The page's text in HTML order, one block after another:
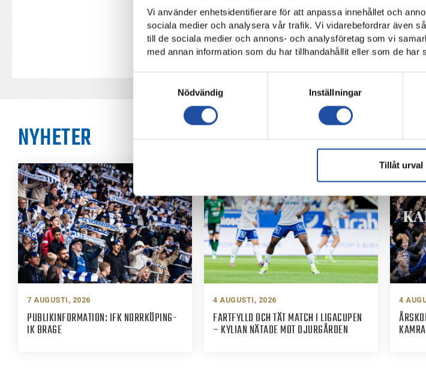
Vi använder enhetsidentifierare för att anpassa innehållet och
sociala medier och analysera vår trafik. Vi vidarebefordrar även
till de sociala medier och annons- och analysföretag som vi
med annan information som du har tillhandahållit eller som de har
Samtyckesval
Nödvändig
Inställningar
Tillåt urval
NYHETER
7 AUGUSTI, 2026
PUBLIKINFORMATION: IFK NORRKÖPING-
IK BRAGE
4 AUGUSTI, 2026
FARTFYLLD OCH TÄT MATCH I LIGACUPEN
– KYLIAN NÄTADE MOT DJURGÅRDEN
4